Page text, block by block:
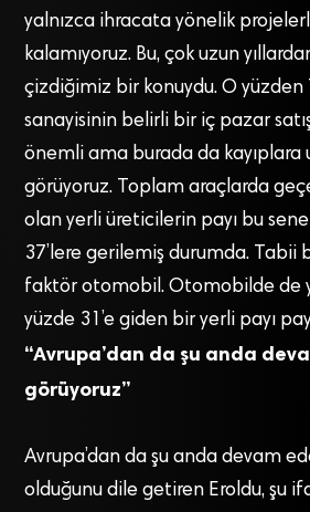
yalnızca ihracata yönelik
kalamıyoruz. Bu, çok uzun
çizdiğimiz bir konuydu. O
sanayisinin belirli bir iç pazar
önemli ama burada da kayıplara
görüyoruz. Toplam araçlarda
olan yerli üreticilerin payı bu
37’lere gerilemiş durumda. Tabii
faktör otomobil. Otomobilde de
yüzde 31’e giden bir yerli payı
“Avrupa’dan da şu anda
görüyoruz”
Avrupa’dan da şu anda devam
olduğunu dile getiren Eroldu, şu